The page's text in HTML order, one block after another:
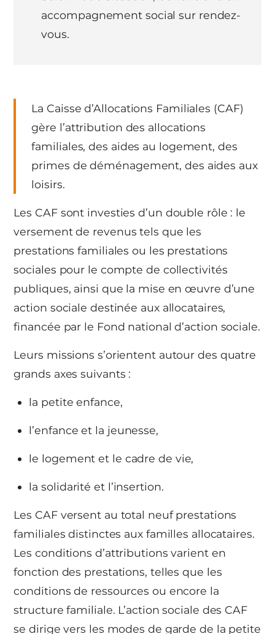
La Caisse d’Allocations Familiales (CAF)
gère l’attribution des allocations
familiales, des aides au logement, des
primes de déménagement, des aides aux
loisirs.
Les CAF sont investies d’un double rôle : le
versement de revenus tels que les
prestations familiales ou les prestations
sociales pour le compte de collectivités
publiques, ainsi que la mise en œuvre d’une
action sociale destinée aux allocataires,
financée par le Fond national d’action sociale.
Leurs missions s’orientent autour des quatre
grands axes suivants :
la petite enfance,
l’enfance et la jeunesse,
le logement et le cadre de vie,
la solidarité et l’insertion.
Les CAF versent au total neuf prestations
familiales distinctes aux familles allocataires.
Les conditions d’attributions varient en
fonction des prestations, telles que les
conditions de ressources ou encore la
structure familiale. L’action sociale des CAF
se dirige vers les modes de garde de la petite
accompagnement social sur rendez-
vous.